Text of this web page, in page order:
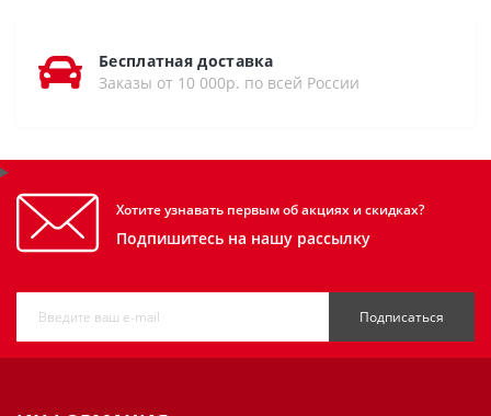
Бесплатная доставка
Заказы от 10 000р. по всей России
Хотите узнавать первым об акциях и скидках?
Подпишитесь на нашу рассылку
Подписаться